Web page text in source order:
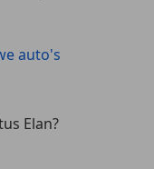
auto's
Elan?